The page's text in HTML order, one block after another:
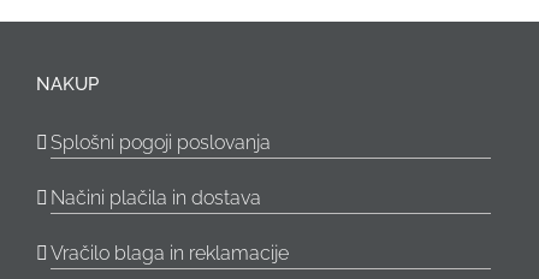
NAKUP
Splošni pogoji poslovanja
Načini plačila in dostava
Vračilo blaga in reklamacije